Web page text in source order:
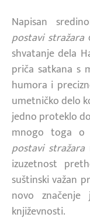
Napisan
postavi stražara
shvatanje dela
priča satkana s
humora i
umetničko delo
jedno proteklo
mnogo toga o
postavi stražara
izuzetnost
suštinski važan
novo značenje
književnosti.